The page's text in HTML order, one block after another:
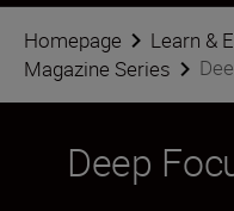
Homepage Learn &
Magazine Series
Deep